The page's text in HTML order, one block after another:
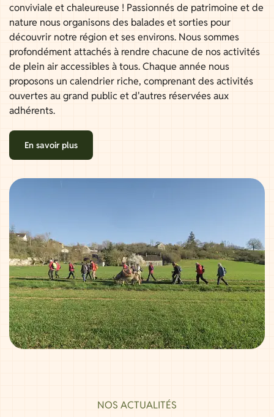
conviviale et chaleureuse ! Passionnés de patrimoine et de
nature nous organisons des balades et sorties pour
découvrir notre région et ses environs. Nous sommes
profondément attachés à rendre chacune de nos activités
de plein air accessibles à tous. Chaque année nous
proposons un calendrier riche, comprenant des activités
ouvertes au grand public et d'autres réservées aux
adhérents.
En savoir plus
NOS ACTUALITÉS